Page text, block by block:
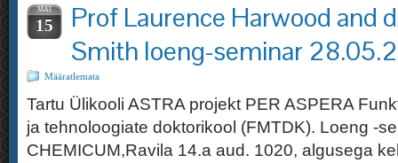
MAI
15
Prof Laurence Harwood and
Smith loeng-seminar
Määratlemata
Tartu Ülikooli ASTRA projekt PER ASPERA
ja tehnoloogiate doktorikool (FMTDK). Loeng -
CHEMICUM,Ravila 14.a aud. 1020, algusega